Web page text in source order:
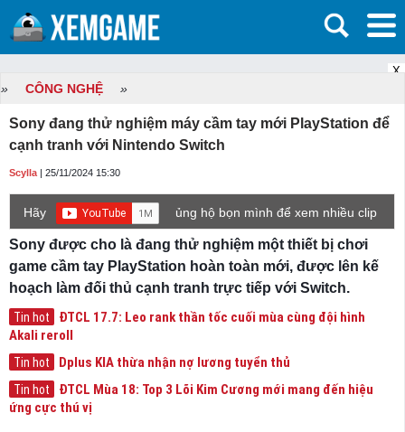
X
» CÔNG NGHỆ »
Sony đang thử nghiệm máy cầm tay mới PlayStation để
cạnh tranh với Nintendo Switch
Scylla | 25/11/2024 15:30
Hãy
ủng hộ bọn mình để xem nhiều clip
game mới hơn nhé!
Sony được cho là đang thử nghiệm một thiết bị chơi
game cầm tay PlayStation hoàn toàn mới, được lên kế
hoạch làm đối thủ cạnh tranh trực tiếp với Switch.
Tin hot
ĐTCL 17.7: Leo rank thần tốc cuối mùa cùng đội hình
Akali reroll
Tin hot Dplus KIA thừa nhận nợ lương tuyển thủ
Tin hot
ĐTCL Mùa 18: Top 3 Lõi Kim Cương mới mang đến hiệu
ứng cực thú vị